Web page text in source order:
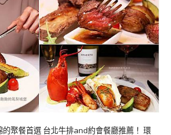
的聚餐首選 台北牛排and約會餐廳推薦！ 環